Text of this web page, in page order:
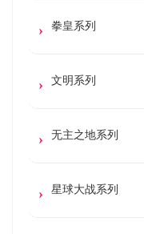
拳皇系列
文明系列
无主之地系列
星球大战系列